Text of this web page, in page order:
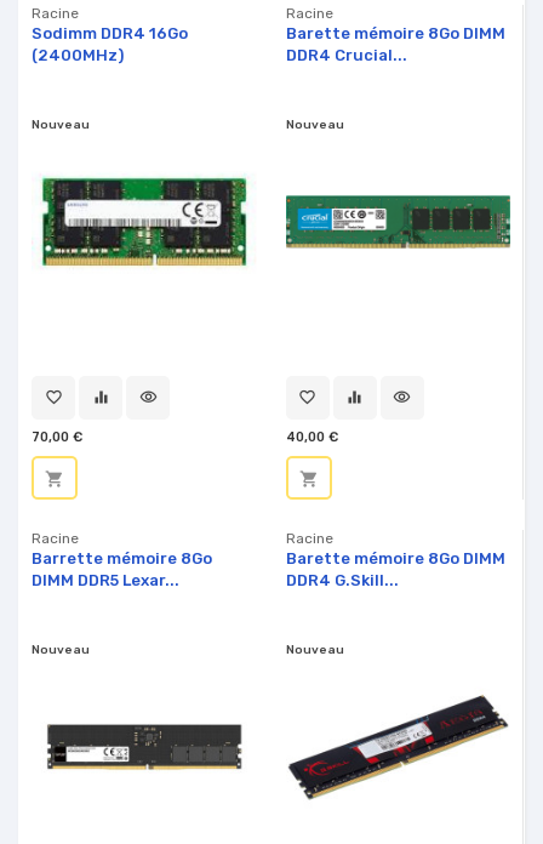
Racine
Sodimm DDR4 16Go
(2400MHz)
Nouveau
favorite_border equalizer visibility
70,00 €
shopping_cart
Racine
Barette mémoire 8Go DIMM
DDR4 Crucial...
Nouveau
favorite_border equalizer visibility
40,00 €
shopping_cart
Racine
Barrette mémoire 8Go
DIMM DDR5 Lexar...
Nouveau
Racine
Barette mémoire 8Go DIMM
DDR4 G.Skill...
Nouveau